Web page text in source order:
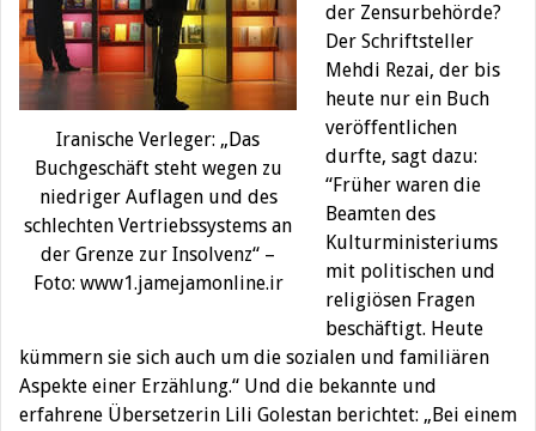
Iranische Verleger: „Das
Buchgeschäft steht wegen zu
niedriger Auflagen und des
schlechten Vertriebssystems an
der Grenze zur Insolvenz“ –
Foto: www1.jamejamonline.ir
der Zensurbehörde?
Der Schriftsteller
Mehdi Rezai, der bis
heute nur ein Buch
veröffentlichen
durfte, sagt dazu:
“Früher waren die
Beamten des
Kulturministeriums
mit politischen und
religiösen Fragen
beschäftigt. Heute
kümmern sie sich auch um die sozialen und familiären
Aspekte einer Erzählung.“ Und die bekannte und
erfahrene Übersetzerin Lili Golestan berichtet: „Bei einem